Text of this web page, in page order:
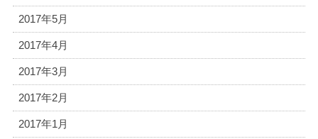
2017年5月
2017年4月
2017年3月
2017年2月
2017年1月